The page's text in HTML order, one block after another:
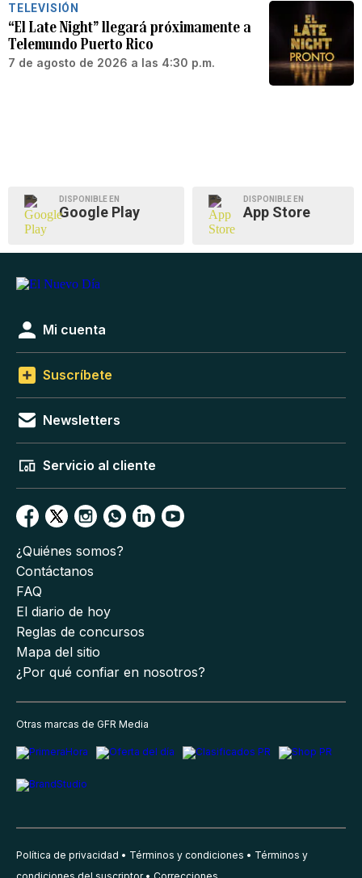
TELEVISIÓN
“El Late Night” llegará próximamente a
Telemundo Puerto Rico
7 de agosto de 2026 a las 4:30 p.m.
DISPONIBLE EN
Google Play
DISPONIBLE EN
App Store
Mi cuenta
Suscríbete
Newsletters
Servicio al cliente
¿Quiénes somos?
Contáctanos
FAQ
El diario de hoy
Reglas de concursos
Mapa del sitio
¿Por qué confiar en nosotros?
Otras marcas de GFR Media
Política de privacidad Términos y condiciones
Términos y